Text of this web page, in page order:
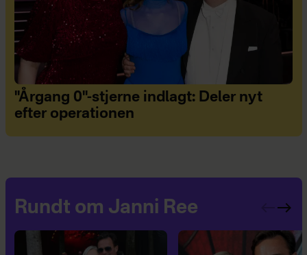
"Årgang 0"-stjerne indlagt: Deler nyt
efter operationen
Rundt om Janni Ree